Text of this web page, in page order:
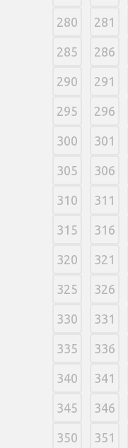
280 281
285 286
290 291
295 296
300 301
305 306
310 311
315 316
320 321
325 326
330 331
335 336
340 341
345 346
350 351